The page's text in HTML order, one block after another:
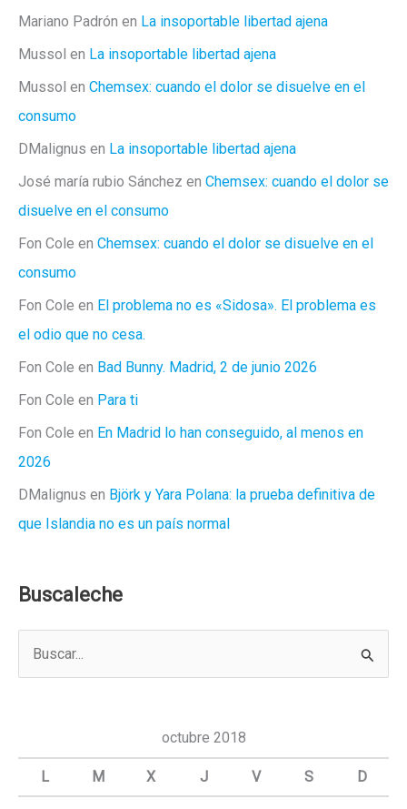
Mariano Padrón en La insoportable libertad ajena
Mussol en La insoportable libertad ajena
Mussol en Chemsex: cuando el dolor se disuelve en el
consumo
DMalignus en La insoportable libertad ajena
José maría rubio Sánchez en Chemsex: cuando el dolor se
disuelve en el consumo
Fon Cole en Chemsex: cuando el dolor se disuelve en el
consumo
Fon Cole en El problema no es «Sidosa». El problema es
el odio que no cesa.
Fon Cole en Bad Bunny. Madrid, 2 de junio 2026
Fon Cole en Para ti
Fon Cole en En Madrid lo han conseguido, al menos en
2026
DMalignus en Björk y Yara Polana: la prueba definitiva de
que Islandia no es un país normal
Buscaleche
a
octubre 2018
L M X J V S D